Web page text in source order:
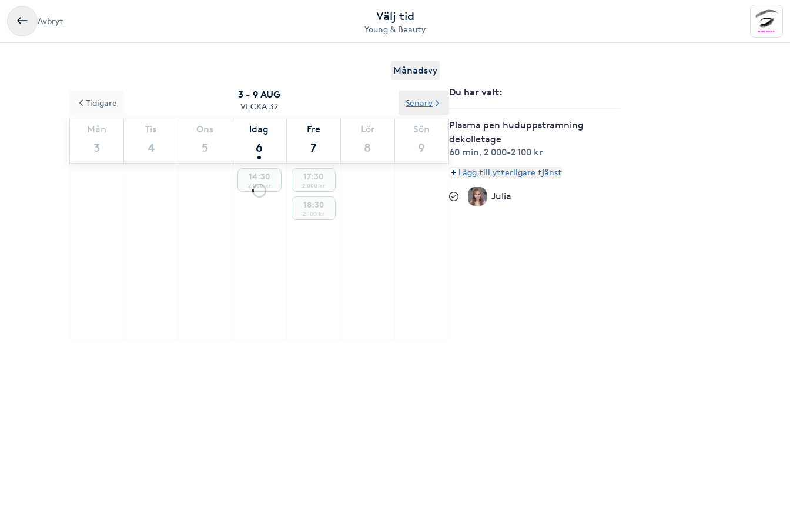
Avbryt Välj tid
Young & Beauty
Månadsvy
3 - 9 AUG
VECKA 32
Mån
3
Tis
4
Ons
5
Idag
6
Fre
7
Lör
8
Sön
9
Tidigare Senare
14:30
2 000 kr
17:30
2 000 kr
18:30
2 100 kr
Du har valt:
Plasma pen huduppstramning
dekolletage
60 min,2 000-2 100 kr
Lägg till ytterligare tjänst
Julia